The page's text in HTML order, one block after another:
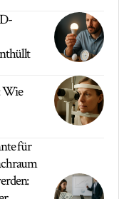
Wie
für